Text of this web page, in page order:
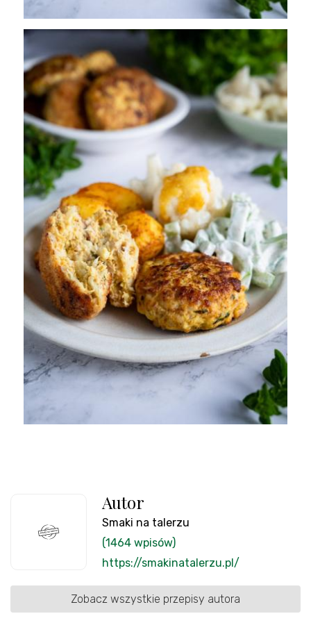
Autor
Smaki na talerzu
(1464 wpisów)
https://smakinatalerzu.pl/
Zobacz wszystkie przepisy autora